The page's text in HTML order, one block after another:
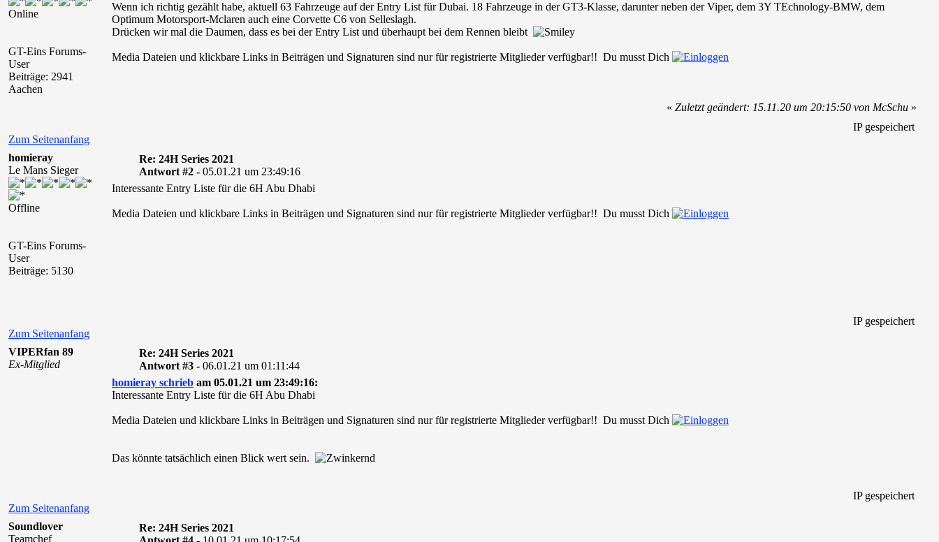
Online
GT-Eins Forums-
User
Beiträge: 2941
Aachen
Wenn ich richtig gezählt habe, aktuell 63 Fahrzeuge auf der Entry List für Dubai. 18 Fahrzeuge in der GT3-Klasse, darunter neben der Viper, dem 3Y TEchnology-BMW, dem
Optimum Motorsport-Mclaren auch eine Corvette C6 von Selleslagh.
Drücken wir mal die Daumen, dass es bei der Entry List und überhaupt bei dem Rennen bleibt
Media Dateien und klickbare Links in Beiträgen und Signaturen sind nur für registrierte Mitglieder verfügbar!! Du musst Dich
Zum Seitenanfang
«Zuletzt geändert: 15.11.20 um 20:15:50 von McSchu »
IP gespeichert
homieray
Le Mans Sieger
Offline
GT-Eins Forums-
User
Beiträge: 5130
Re: 24H Series 2021
Antwort #2 - 05.01.21 um 23:49:16
Interessante Entry Liste für die 6H Abu Dhabi
Media Dateien und klickbare Links in Beiträgen und Signaturen sind nur für registrierte Mitglieder verfügbar!! Du musst Dich
Zum Seitenanfang
IP gespeichert
VIPERfan 89
Ex-Mitglied
Re: 24H Series 2021
Antwort #3 - 06.01.21 um 01:11:44
homieray schrieb am 05.01.21 um 23:49:16:
Interessante Entry Liste für die 6H Abu Dhabi
Media Dateien und klickbare Links in Beiträgen und Signaturen sind nur für registrierte Mitglieder verfügbar!! Du musst Dich
Das könnte tatsächlich einen Blick wert sein.
Zum Seitenanfang
IP gespeichert
Soundlover
Teamchef
Re: 24H Series 2021